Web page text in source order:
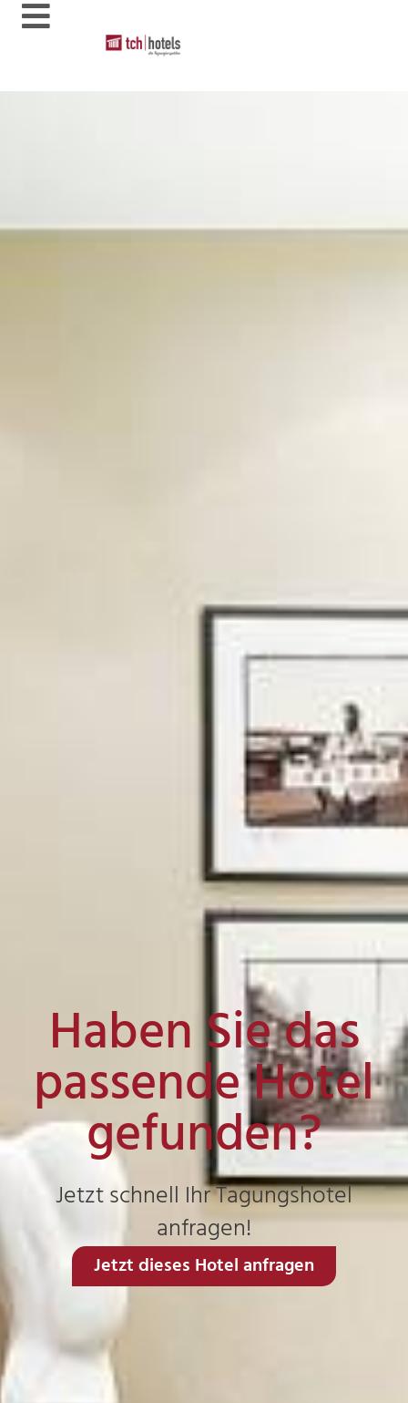
Haben Sie das
passende Hotel
gefunden?
Jetzt schnell Ihr Tagungshotel
anfragen!
Jetzt dieses Hotel anfragen